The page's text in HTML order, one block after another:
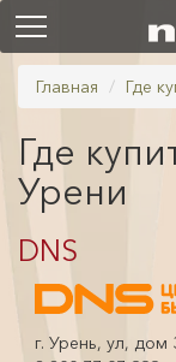
Главная Где
Где
Урени
DNS
г. Урень, ул, дом